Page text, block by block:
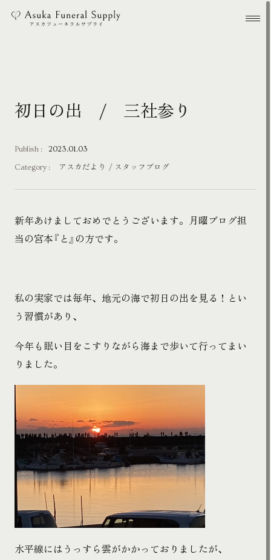
メ
初日の出 / 三社参り
Publish : 2023.01.03
Category : アスカだより スタッフブログ
新年あけましておめでとうございます。月曜ブログ担
当の宮本『と』の方です。
私の実家では毎年、地元の海で初日の出を見る！とい
う習慣があり、
今年も眠い目をこすりながら海まで歩いて行ってまい
りました。
水平線にはうっすら雲がかかっておりましたが、